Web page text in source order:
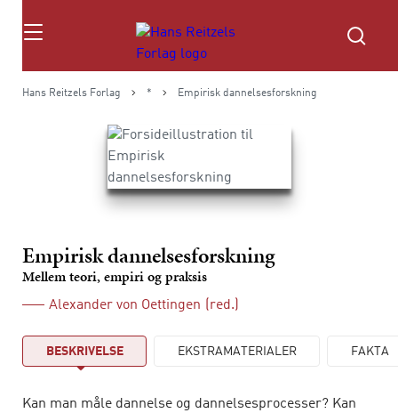
Søg
Hans Reitzels Forlag * Empirisk dannelsesforskning
Empirisk dannelsesforskning
Mellem teori, empiri og praksis
Alexander von Oettingen (red.)
BESKRIVELSE EKSTRAMATERIALER FAKTA
Kan man måle dannelse og dannelsesprocesser? Kan